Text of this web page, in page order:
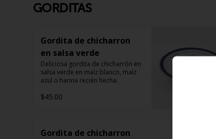
GORDITAS
Gordita de chicharron
en salsa verde
Deliciosa gordita de chicharrón en
salsa verde en maíz blanco, maíz
azul o harina recién hecha.
$45.00
Gordita de chicharron